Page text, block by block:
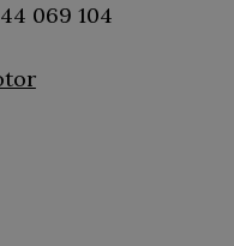
069 104